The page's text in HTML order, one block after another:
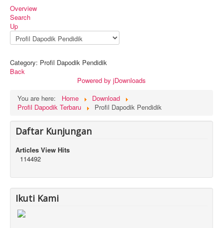
Overview
Search
Up
Category: Profil Dapodik Pendidik
Back
Powered by jDownloads
You are here:
Home
Download
Profil Dapodik Terbaru
Profil Dapodik Pendidik
Daftar Kunjungan
Articles View Hits
114492
Ikuti Kami